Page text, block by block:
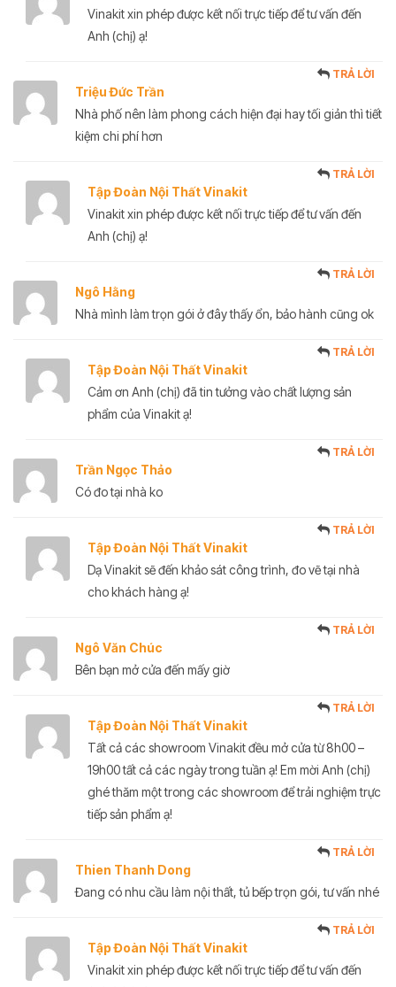
Vinakit xin phép được kết nối trực tiếp để tư vấn đến
Anh (chị) ạ!
Triệu Đức Trần
TRẢ LỜI
Nhà phố nên làm phong cách hiện đại hay tối giản thì tiết
kiệm chi phí hơn
Tập Đoàn Nội Thất Vinakit
TRẢ LỜI
Vinakit xin phép được kết nối trực tiếp để tư vấn đến
Anh (chị) ạ!
Ngô Hằng
TRẢ LỜI
Nhà mình làm trọn gói ở đây thấy ổn, bảo hành cũng ok
Tập Đoàn Nội Thất Vinakit
TRẢ LỜI
Cảm ơn Anh (chị) đã tin tưởng vào chất lượng sản
phẩm của Vinakit ạ!
Trần Ngọc Thảo
TRẢ LỜI
Có đo tại nhà ko
Tập Đoàn Nội Thất Vinakit
TRẢ LỜI
Dạ Vinakit sẽ đến khảo sát công trình, đo vẽ tại nhà
cho khách hàng ạ!
Ngô Văn Chúc
TRẢ LỜI
Bên bạn mở cửa đến mấy giờ
Tập Đoàn Nội Thất Vinakit
TRẢ LỜI
Tất cả các showroom Vinakit đều mở cửa từ 8h00 –
19h00 tất cả các ngày trong tuần ạ! Em mời Anh (chị)
ghé thăm một trong các showroom để trải nghiệm trực
tiếp sản phẩm ạ!
Thien Thanh Dong
TRẢ LỜI
Đang có nhu cầu làm nội thất, tủ bếp trọn gói, tư vấn nhé
Tập Đoàn Nội Thất Vinakit
TRẢ LỜI
Vinakit xin phép được kết nối trực tiếp để tư vấn đến